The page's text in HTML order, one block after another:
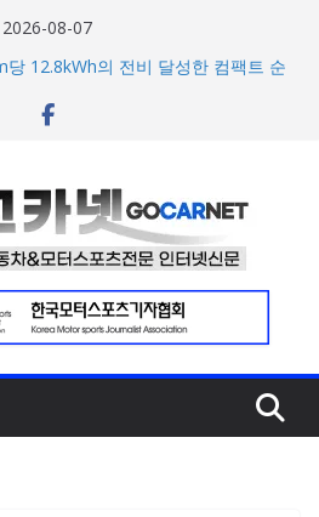
2026-08-07
12.8kWh의 전비 달성한 컴팩트 순
‘디 올 뉴 아반떼’ 주요 사양 및 가격
름철 주행 위한 타이어 관리법 제안
변경 및 모나코 ePrix와 2031년까지